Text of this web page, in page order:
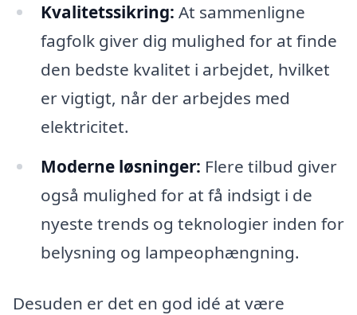
Kvalitetssikring: At sammenligne
fagfolk giver dig mulighed for at finde
den bedste kvalitet i arbejdet, hvilket
er vigtigt, når der arbejdes med
elektricitet.
Moderne løsninger: Flere tilbud giver
også mulighed for at få indsigt i de
nyeste trends og teknologier inden for
belysning og lampeophængning.
Desuden er det en god idé at være